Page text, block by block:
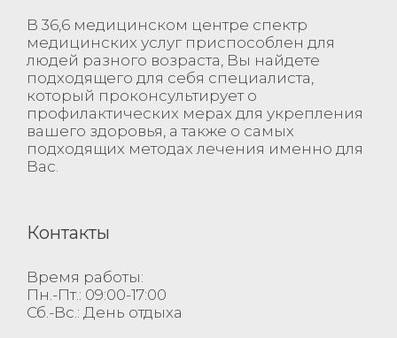
В 36,6 медицинском центре спектр
медицинских услуг приспособлен для
людей разного возраста, Вы найдете
подходящего для себя специалиста,
который проконсультирует о
профилактических мерах для укрепления
вашего здоровья, а также о самых
подходящих методах лечения именно для
Вас.
Контакты
Время работы:
Пн.-Пт.: 09:00-17:00
Сб.-Вс.: День отдыха